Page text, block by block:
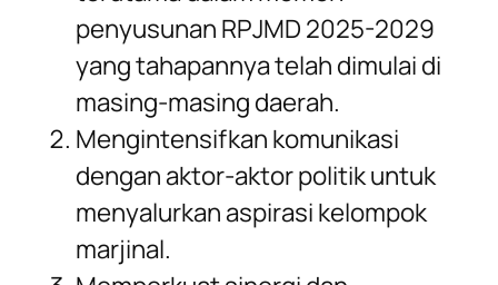
penyusunan RPJMD 2025-2029
yang tahapannya telah dimulai di
masing-masing daerah.
Mengintensifkan komunikasi
dengan aktor-aktor politik untuk
menyalurkan aspirasi kelompok
marjinal.